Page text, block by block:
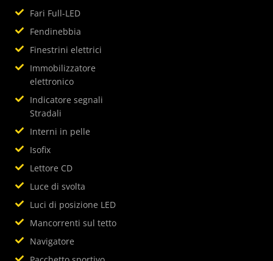
Fari Full-LED
Fendinebbia
Finestrini elettrici
Immobilizzatore
elettronico
Indicatore segnali
Stradali
Interni in pelle
Isofix
Lettore CD
Luce di svolta
Luci di posizione LED
Mancorrenti sul tetto
Navigatore